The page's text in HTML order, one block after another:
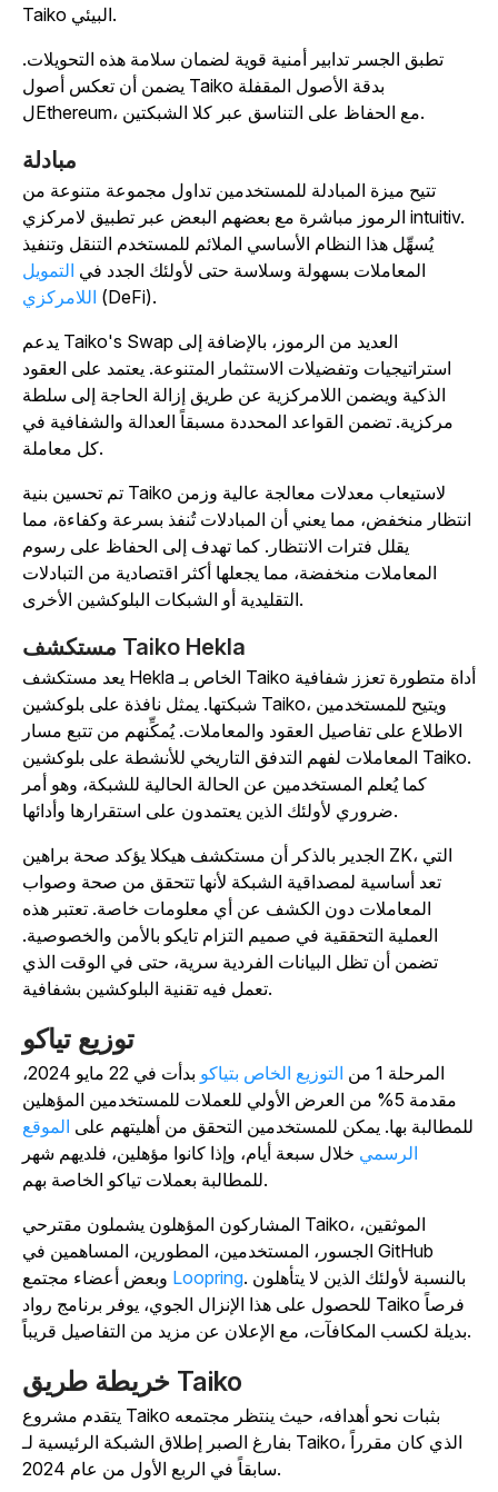
تطبق الجسر تدابير أمنية قوية لضمان سلامة هذه التحويلات.
يضمن أن تعكس أصول Taiko بدقة الأصول المقفلة
مبادلة
تتيح ميزة المبادلة للمستخدمين تداول مجموعة متنوعة من
الرموز مباشرة مع بعضهم البعض عبر تطبيق لامركزي intuitiv.
يُسهِّل هذا النظام الأساسي الملائم للمستخدم التنقل وتنفيذ
المعاملات بسهولة وسلاسة حتى لأولئك الجدد في التمويل
اللامركزي(DeFi).
يدعم Taiko's Swap العديد من الرموز، بالإضافة إلى
استراتيجيات وتفضيلات الاستثمار المتنوعة. يعتمد على العقود
الذكية ويضمن اللامركزية عن طريق إزالة الحاجة إلى سلطة
مركزية. تضمن القواعد المحددة مسبقاً العدالة والشفافية في
تم تحسين بنية Taiko لاستيعاب معدلات معالجة عالية وزمن
انتظار منخفض، مما يعني أن المبادلات تُنفذ بسرعة وكفاءة، مما
يقلل فترات الانتظار. كما تهدف إلى الحفاظ على رسوم
المعاملات منخفضة، مما يجعلها أكثر اقتصادية من التبادلات
مستكشف Taiko Hekla
يعد مستكشف Hekla الخاص بـ Taiko أداة متطورة تعزز شفافية
شبكتها. يمثل نافذة على بلوكشين Taiko، ويتيح للمستخدمين
الاطلاع على تفاصيل العقود والمعاملات. يُمكِّنهم من تتبع مسار
المعاملات لفهم التدفق التاريخي للأنشطة على بلوكشين Taiko.
كما يُعلم المستخدمين عن الحالة الحالية للشبكة، وهو أمر
الجدير بالذكر أن مستكشف هيكلا يؤكد صحة براهين ZK، التي
تعد أساسية لمصداقية الشبكة لأنها تتحقق من صحة وصواب
المعاملات دون الكشف عن أي معلومات خاصة. تعتبر هذه
العملية التحققية في صميم التزام تايكو بالأمن والخصوصية.
تضمن أن تظل البيانات الفردية سرية، حتى في الوقت الذي
توزيع تياكو
المرحلة 1 من التوزيع الخاص بتياكو
بدأت في 22 مايو 2024،
مقدمة 5% من العرض الأولي للعملات للمستخدمين المؤهلين
بها. يمكن للمستخدمين التحقق من أهليتهم علىالموقع
الرسميخلال سبعة أيام، وإذا كانوا مؤهلين، فلديهم شهر
المشاركون المؤهلون يشملون مقترحي Taiko، الموثقين،
الجسور، المستخدمين، المطورين، المساهمين في GitHub
وبعض أعضاء مجتمعLoopring. بالنسبة لأولئك الذين لا يتأهلون
للحصول على هذا الإنزال الجوي، يوفر برنامج رواد Taiko فرصاً
خريطة طريق Taiko
يتقدم مشروع Taiko بثبات نحو أهدافه، حيث ينتظر مجتمعه
بفارغ الصبر إطلاق الشبكة الرئيسية لـ Taiko، الذي كان مقرراً